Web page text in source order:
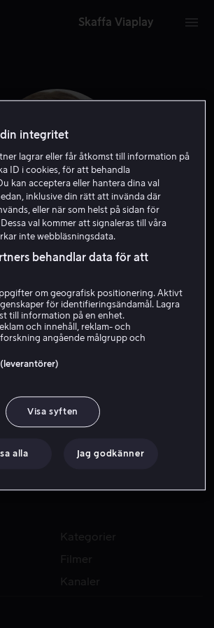
Skaffa Viaplay
Brenner
Skådespelare
Kategorier
Filmer
Kanaler
din integritet
lagrar eller får åtkomst till information på
ID i cookies, för att behandla
kan acceptera eller hantera dina val
inklusive din rätt att invända där
eller när som helst på sidan för
val kommer att signaleras till våra
inte webbläsningsdata.
behandlar data för att
om geografisk positionering. Aktivt
för identifieringsändamål. Lagra
till information på en enhet.
och innehåll, reklam- och
angående målgrupp och
Visa syften
alla Jag godkänner